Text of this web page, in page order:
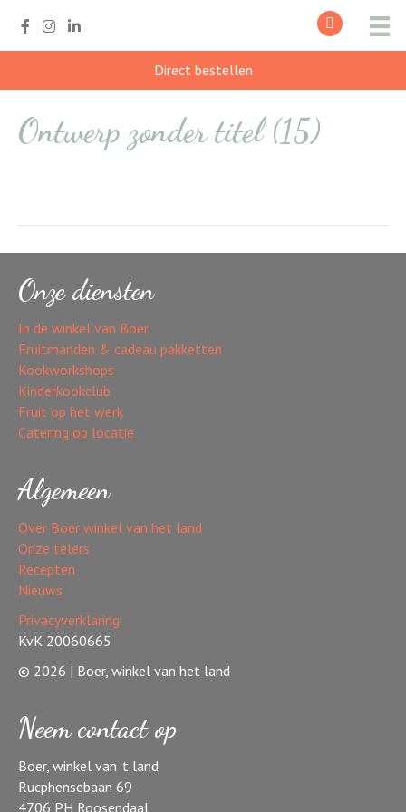
Direct bestellen
Ontwerp zonder titel (15)
Onze diensten
In de winkel van Boer
Fruitmanden & cadeau pakketten
Kookworkshops
Kinderkookclub
Fruit op het werk
Catering op locatie
Algemeen
Over Boer winkel van het land
Onze telers
Recepten
Nieuws
Privacyverklaring
KvK 20060665
© 2026 | Boer, winkel van het land
Neem contact op
Boer, winkel van 't land
Rucphensebaan 69
4706 PH Roosendaal